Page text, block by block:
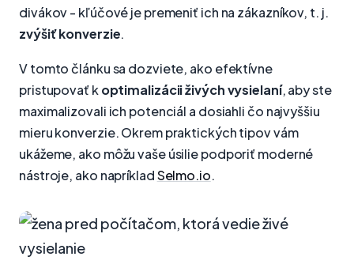
divákov - kľúčové je premeniť ich na zákazníkov, t. j.
zvýšiť konverzie.
V tomto článku sa dozviete, ako efektívne
pristupovať k optimalizácii živých vysielaní, aby ste
maximalizovali ich potenciál a dosiahli čo najvyššiu
mieru konverzie. Okrem praktických tipov vám
ukážeme, ako môžu vaše úsilie podporiť moderné
nástroje, ako napríkladSelmo.io.